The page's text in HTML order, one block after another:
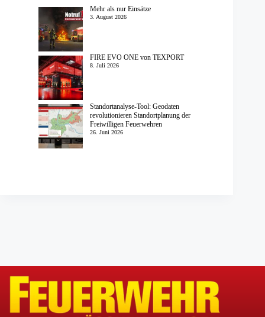
Mehr als nur Einsätze
3. August 2026
FIRE EVO ONE von TEXPORT
8. Juli 2026
Standortanalyse-Tool: Geodaten
revolutionieren Standortplanung der
Freiwilligen Feuerwehren
26. Juni 2026